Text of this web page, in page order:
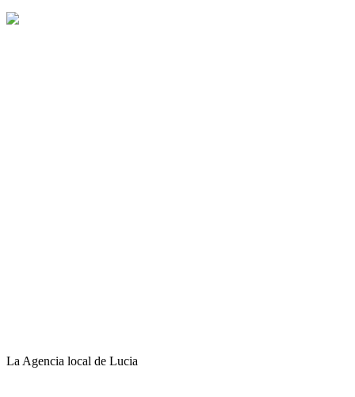
La Agencia local de Lucia